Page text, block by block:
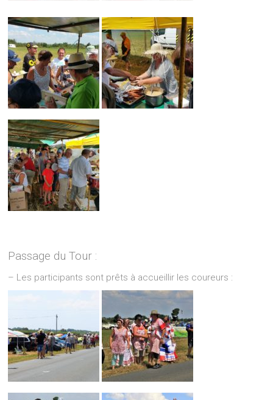
Passage du Tour :
– Les participants sont prêts à accueillir les coureurs :